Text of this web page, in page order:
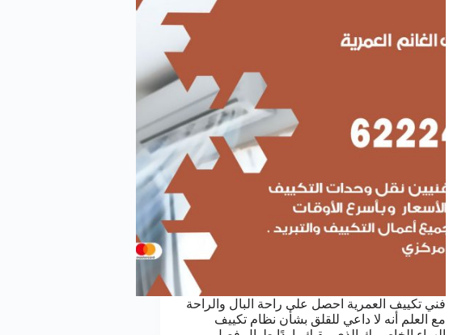
فني تكييف العمرية احصل على راحة البال والراحة
مع العلم أنه لا داعي للقلق بشأن نظام تكييف